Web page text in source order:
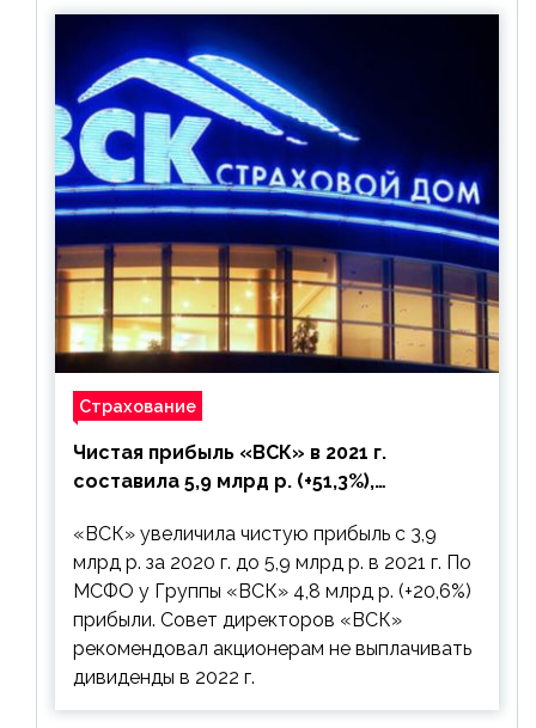
Страхование
Чистая прибыль «ВСК» в 2021 г.
составила 5,9 млрд р. (+51,3%),
выплачивать
«ВСК» увеличила чистую прибыль с 3,9
млрд р. за 2020 г. до 5,9 млрд р. в 2021 г. По
МСФО у Группы «ВСК» 4,8 млрд р. (+20,6%)
прибыли. Совет директоров «ВСК»
рекомендовал акционерам не выплачивать
дивиденды в 2022 г.